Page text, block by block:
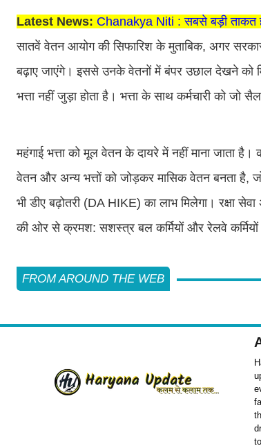
Latest News: Chanakya Niti : सबसे बड़ी ताकत
सातवें वेतन आयोग की सिफारिश के मुताबिक, अगर
बढ़ाए जाएंगे। इससे उनके वेतनों में बंपर उछाल देखने को
भत्ता नहीं जुड़ा होता है। भत्ता के साथ कर्मचारी को जो
महंगाई भत्ता को मूल वेतन के दायरे में नहीं माना जाता
वेतन और अन्य भत्तों को जोड़कर मासिक वेतन बनता है,
भी डीए बढ़ोतरी (DA HIKE) का लाभ मिलेगा। रक्षा
की ओर से क्रमश: सशस्त्र बल कर्मियों और रेलवे
FROM AROUND THE WEB